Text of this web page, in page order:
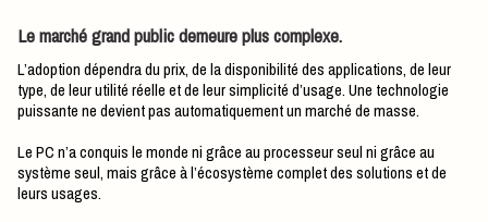
Le marché grand public demeure plus complexe.
L’adoption dépendra du prix, de la disponibilité des applications, de leur
type, de leur utilité réelle et de leur simplicité d’usage. Une technologie
puissante ne devient pas automatiquement un marché de masse.
Le PC n’a conquis le monde ni grâce au processeur seul ni grâce au
système seul, mais grâce à l’écosystème complet des solutions et de
leurs usages.